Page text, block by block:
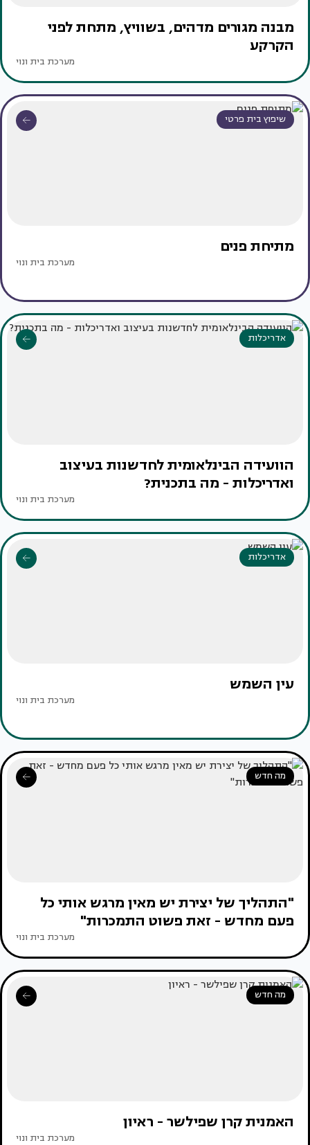
מבנה מגורים מדהים, בשוויץ, מתחת לפני
הקרקע
מערכת בית ונוי
שיפוץ בית פרטי
מתיחת פנים
מערכת בית ונוי
אדריכלות
הוועידה הבינלאומית לחדשנות בעיצוב
ואדריכלות - מה בתכנית?
מערכת בית ונוי
אדריכלות
עין השמש
מערכת בית ונוי
מה חדש
"התהליך של יצירת יש מאין מרגש אותי כל
פעם מחדש - זאת פשוט התמכרות"
מערכת בית ונוי
מה חדש
האמנית קרן שפילשר - ראיון
מערכת בית ונוי